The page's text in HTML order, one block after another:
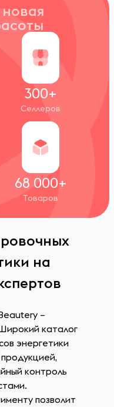
300+
Селлеров
68 000+
Товаров
на
–
каталог
энергетики
контроль
позволит